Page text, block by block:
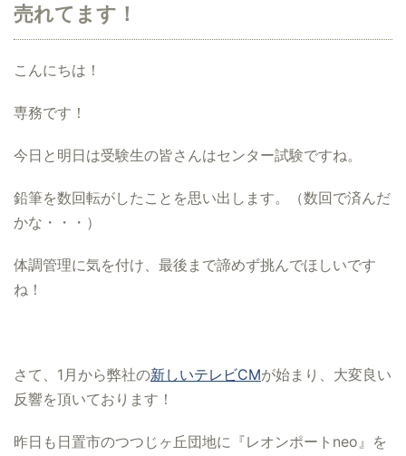
売れてます！
こんにちは！
専務です！
今日と明日は受験生の皆さんはセンター試験ですね。
鉛筆を数回転がしたことを思い出します。（数回で済んだ
かな・・・）
体調管理に気を付け、最後まで諦めず挑んでほしいです
ね！
さて、1月から弊社の新しいテレビCMが始まり、大変良い
反響を頂いております！
昨日も日置市のつつじヶ丘団地に『レオンポートneo』を